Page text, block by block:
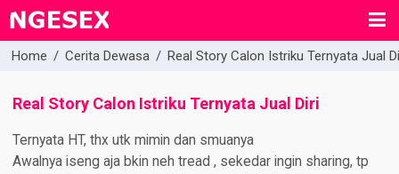
Home / Cerita Dewasa / Real Story Calon Istriku Ternyata Jual
Real Story Calon Istriku Ternyata Jual Diri
Ternyata HT, thx utk mimin dan smuanya
Awalnya iseng aja bkin neh tread , sekedar ingin sharing, tp